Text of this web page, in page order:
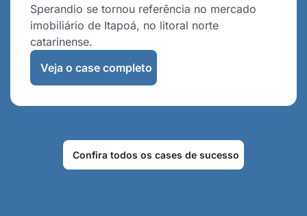
Sperandio se tornou referência no mercado
imobiliário de Itapoá, no litoral norte
catarinense.
Veja o case completo
Confira todos os cases de sucesso